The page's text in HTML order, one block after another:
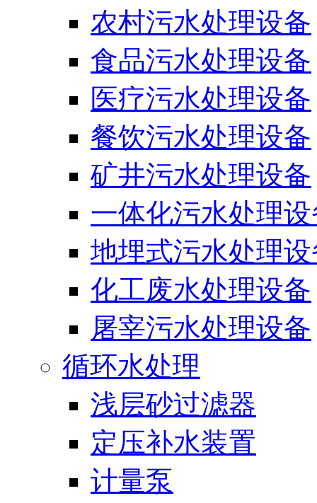
农村污水处理设备
食品污水处理设备
医疗污水处理设备
餐饮污水处理设备
矿井污水处理设备
一体化污水处理
地埋式污水处理
化工废水处理设备
屠宰污水处理设备
循环水处理
浅层砂过滤器
定压补水装置
计量泵